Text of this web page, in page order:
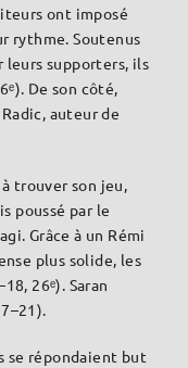
ont imposé
rythme. Soutenus
leurs supporters, ils
De son côté,
auteur de
trouver son jeu,
poussé par le
Grâce à un Rémi
plus solide, les
26ᵉ). Saran
se répondaient but